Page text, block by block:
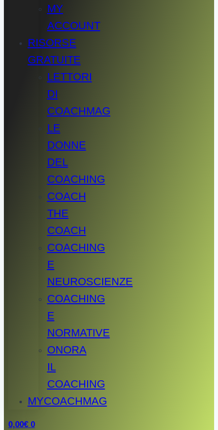
MY
ACCOUNT
RISORSE
GRATUITE
LETTORI
DI
COACHMAG
LE
DONNE
DEL
COACHING
COACH
THE
COACH
COACHING
E
NEUROSCIENZE
COACHING
E
NORMATIVE
ONORA
IL
COACHING
MYCOACHMAG
0,00€ 0